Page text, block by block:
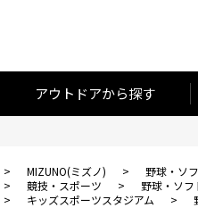
アウトドアから探す
> MIZUNO(ミズノ) > 野球・ソ
> 競技・スポーツ > 野球・ソフ
> キッズスポーツスタジアム >